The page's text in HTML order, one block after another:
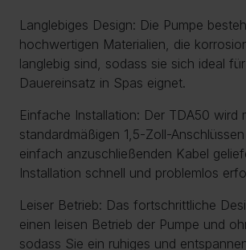
Langlebiges Design: Die Pumpe
hochwertigen Materialien, die
langlebig sind, sodass sie sich ideal
Dauereinsatz in Spas eignet.
Einfache Installation: Der TDA50 wird
standardmäßigen 1,5-Zoll-
einfach anzuschließenden Kabel
Installation schnell und problemlos
Leiser Betrieb: Das fortschrittliche
einen leisen Betrieb der Pumpe und
sodass Sie ein ruhiges und